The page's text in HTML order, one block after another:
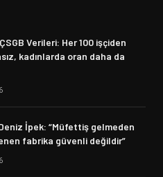
Verileri: Her 100 işçiden
kadınlarda oran daha da
İpek: “Müfettiş gelmeden
fabrika güvenli değildir”